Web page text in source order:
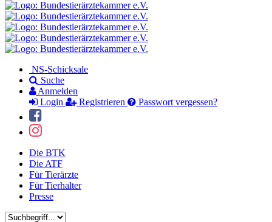
NS-Schicksale
Suche
Anmelden
Login
Registrieren Passwort vergessen?
Die BTK
Die ATF
Für Tierärzte
Für Tierhalter
Presse
Suchbegriff